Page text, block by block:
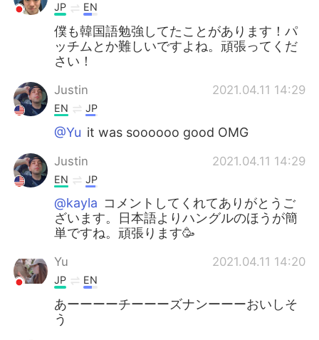
JP EN
僕も韓国語勉強してたことがあります！パ
ッチムとか難しいですよね。頑張ってくだ
さい！
Justin 2021.04.11 14:29
EN JP
@Yu it was soooooo good OMG
Justin 2021.04.11 14:29
EN JP
@kayla コメントしてくれてありがとうご
ざいます。日本語よりハングルのほうが簡
単ですね。頑張ります🥳
Yu 2021.04.11 14:20
JP EN
あーーーーチーーーズナンーーーおいしそ
う